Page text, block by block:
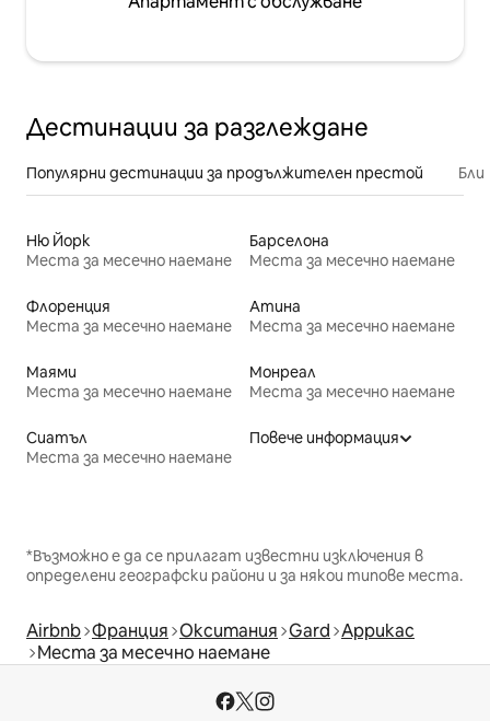
Дестинации за разглеждане
Популярни дестинации за продължителен престой
Ню Йорк
Места за месечно наемане
Барселона
Места за месечно наемане
Флоренция
Места за месечно наемане
Атина
Места за месечно наемане
Маями
Места за месечно наемане
Монреал
Места за месечно наемане
Сиатъл
Места за месечно наемане
Повече информация
*Възможно е да се прилагат известни изключения в
определени географски райони и за някои типове места.
Airbnb Франция Окситания Gard Аррикас
Места за месечно наемане